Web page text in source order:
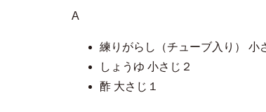
A
練りがらし（チューブ入り） 小
しょうゆ 小さじ２
酢 大さじ１